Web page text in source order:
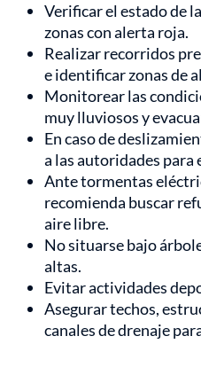
Verificar el estado de
zonas con alerta roja.
Realizar recorridos
e identificar zonas de
Monitorear las
muy lluviosos y
En caso de
a las autoridades para
Ante tormentas
recomienda buscar
aire libre.
No situarse bajo
altas.
Evitar actividades
Asegurar techos,
canales de drenaje